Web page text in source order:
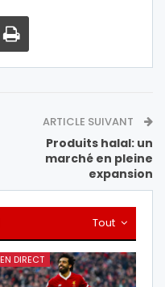
ARTICLE SUIVANT
Produits halal: un
marché en pleine
expansion
Tout
EN DIRECT